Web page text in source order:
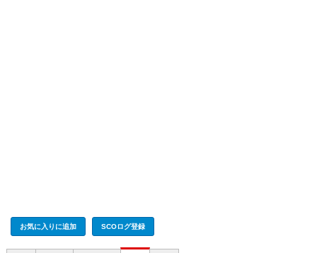
お気に入りに追加 SCOログ登録